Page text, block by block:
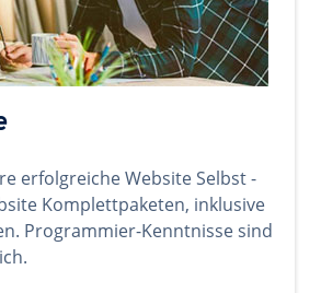
erfolgreiche Website Selbst -
Komplettpaketen, inklusive
Programmier-Kenntnisse sind